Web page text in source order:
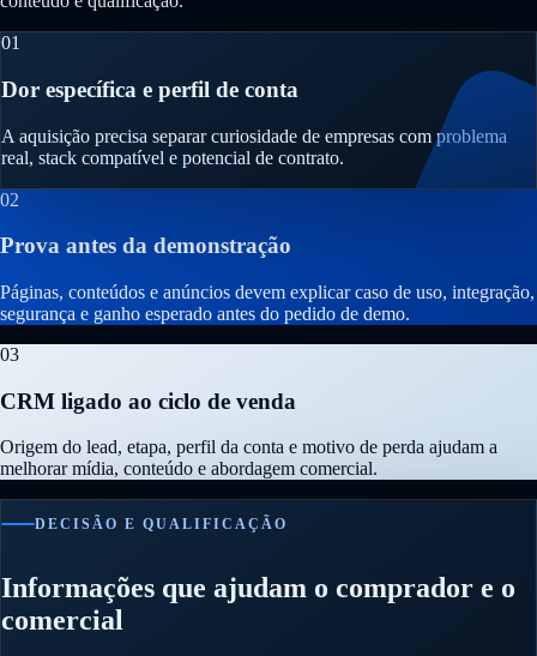
01
Dor específica e perfil de conta
A aquisição precisa separar curiosidade de empresas com problema
real, stack compatível e potencial de contrato.
02
Prova antes da demonstração
Páginas, conteúdos e anúncios devem explicar caso de uso, integração,
segurança e ganho esperado antes do pedido de demo.
03
CRM ligado ao ciclo de venda
Origem do lead, etapa, perfil da conta e motivo de perda ajudam a
melhorar mídia, conteúdo e abordagem comercial.
DECISÃO E QUALIFICAÇÃO
Informações que ajudam o comprador e o
comercial